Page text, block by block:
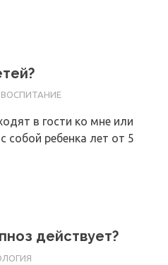
ВОСПИТАНИЕ
в гости ко мне или
собой ребенка лет от 5
действует?